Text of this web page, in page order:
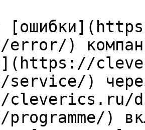
)
)
cleverics.ru/
)